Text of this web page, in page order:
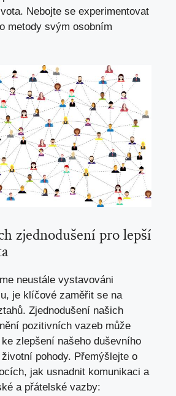
Nebojte se experimentovat
metody svým osobním
zjednodušení pro lepší
neustále vystavováni
je klíčové zaměřit se na
Zjednodušení našich
pozitivních vazeb může
zlepšení našeho duševního
pohody. Přemýšlejte o
jak usnadnit komunikaci a
a přátelské vazby: